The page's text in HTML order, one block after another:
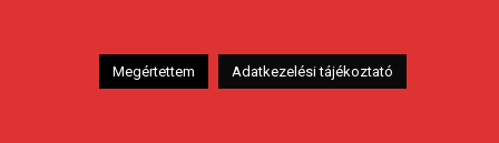
Megértettem Adatkezelési tájékoztató